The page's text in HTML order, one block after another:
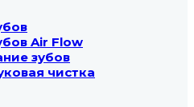
Air Flow
зубов
чистка